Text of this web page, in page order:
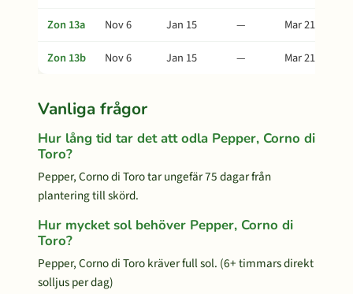
Zon 13a Nov 6 Jan 15 —
Mar 21
Zon 13b
Nov 6 Jan 15 — Mar 21
Vanliga frågor
Hur lång tid tar det att odla Pepper, Corno di
Toro?
Pepper, Corno di Toro tar ungefär 75 dagar från
plantering till skörd.
Hur mycket sol behöver Pepper, Corno di
Toro?
Pepper, Corno di Toro kräver full sol. (6+ timmars direkt
solljus per dag)